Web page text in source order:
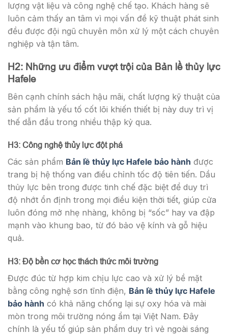
lượng vật liệu và công nghệ chế tạo. Khách hàng sẽ
luôn cảm thấy an tâm vì mọi vấn đề kỹ thuật phát sinh
đều được đội ngũ chuyên môn xử lý một cách chuyên
nghiệp và tận tâm.
H2: Những ưu điểm vượt trội của Bản lề thủy lực
Hafele
Bên cạnh chính sách hậu mãi, chất lượng kỹ thuật của
sản phẩm là yếu tố cốt lõi khiến thiết bị này duy trì vị
thế dẫn đầu trong nhiều thập kỷ qua.
H3: Công nghệ thủy lực đột phá
Các sản phẩm Bản lề thủy lực Hafele bảo hành được
trang bị hệ thống van điều chỉnh tốc độ tiên tiến. Dầu
thủy lực bên trong được tinh chế đặc biệt để duy trì
độ nhớt ổn định trong mọi điều kiện thời tiết, giúp cửa
luôn đóng mở nhẹ nhàng, không bị “sốc” hay va đập
mạnh vào khung bao, từ đó bảo vệ kính và gỗ hiệu
quả.
H3: Độ bền cơ học thách thức môi trường
Được đúc từ hợp kim chịu lực cao và xử lý bề mặt
bằng công nghệ sơn tĩnh điện, Bản lề thủy lực Hafele
bảo hành có khả năng chống lại sự oxy hóa và mài
mòn trong môi trường nóng ẩm tại Việt Nam. Đây
chính là yếu tố giúp sản phẩm duy trì vẻ ngoài sáng